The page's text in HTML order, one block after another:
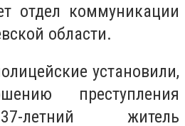
отдел коммуникации
области.
установили,
преступления
летний житель